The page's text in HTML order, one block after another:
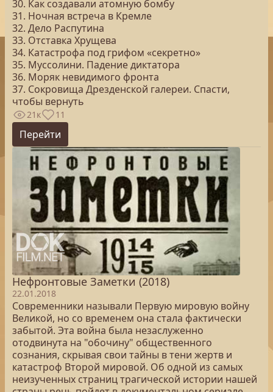
30. Как создавали атомную бомбу
31. Ночная встреча в Кремле
32. Дело Распутина
33. Отставка Хрущева
34. Катастрофа под грифом «секретно»
35. Муссолини. Падение диктатора
36. Моряк невидимого фронта
37. Сокровища Дрезденской галереи. Спасти,
чтобы вернуть
21к 11
Перейти
Нефронтовые Заметки (2018)
22.01.2018
Современники называли Первую мировую войну
Великой, но со временем она стала фактически
забытой. Эта война была незаслуженно
отодвинута на "обочину" общественного
сознания, скрывая свои тайны в тени жертв и
катастроф Второй мировой. Об одной из самых
неизученных страниц трагической истории нашей